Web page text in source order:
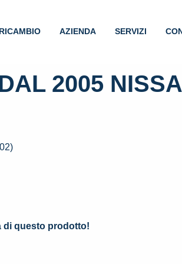
AZIENDA SERVIZI
2005
di questo prodotto!